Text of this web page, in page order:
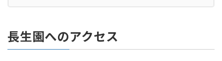
長生園へのアクセス